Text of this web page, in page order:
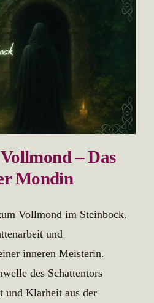
– Das
Mondin
Vollmond im Steinbock.
und
inneren Meisterin.
des Schattentors
und Klarheit aus der